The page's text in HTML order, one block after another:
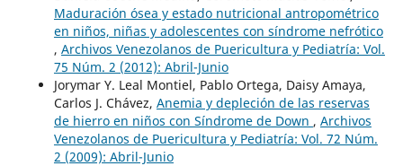
Maduración ósea y estado nutricional antropométrico
en niños, niñas y adolescentes con síndrome nefrótico
, Archivos Venezolanos de Puericultura y Pediatría: Vol.
75 Núm. 2 (2012): Abril-Junio
Jorymar Y. Leal Montiel, Pablo Ortega, Daisy Amaya,
Carlos J. Chávez, Anemia y depleción de las reservas
de hierro en niños con Síndrome de Down , Archivos
Venezolanos de Puericultura y Pediatría: Vol. 72 Núm.
2 (2009): Abril-Junio